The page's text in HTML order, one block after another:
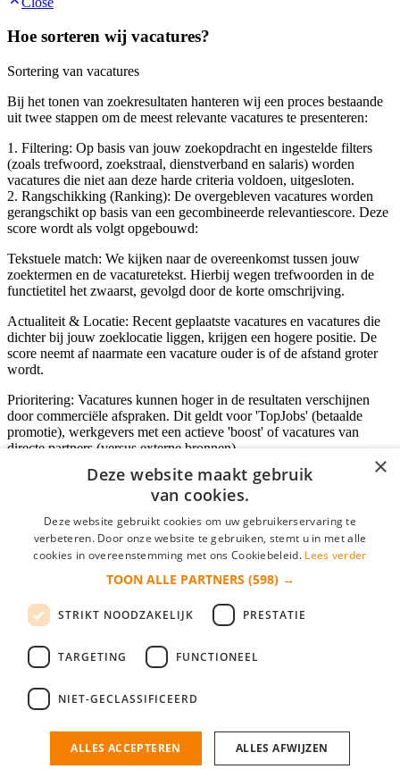
Hoe sorteren wij vacatures?
Sortering van vacatures
Bij het tonen van zoekresultaten hanteren wij een proces bestaande
uit twee stappen om de meest relevante vacatures te presenteren:
1. Filtering: Op basis van jouw zoekopdracht en ingestelde filters
(zoals trefwoord, zoekstraal, dienstverband en salaris) worden
vacatures die niet aan deze harde criteria voldoen, uitgesloten.
2. Rangschikking (Ranking): De overgebleven vacatures worden
gerangschikt op basis van een gecombineerde relevantiescore. Deze
score wordt als volgt opgebouwd:
Tekstuele match: We kijken naar de overeenkomst tussen jouw
zoektermen en de vacaturetekst. Hierbij wegen trefwoorden in de
functietitel het zwaarst, gevolgd door de korte omschrijving.
Actualiteit & Locatie: Recent geplaatste vacatures en vacatures die
dichter bij jouw zoeklocatie liggen, krijgen een hogere positie. De
score neemt af naarmate een vacature ouder is of de afstand groter
wordt.
Prioritering: Vacatures kunnen hoger in de resultaten verschijnen
door commerciële afspraken. Dit geldt voor 'TopJobs' (betaalde
promotie), werkgevers met een actieve 'boost' of vacatures van
directe partners (versus externe bronnen).
Inloggen als bedrijf
*
login gegevens onthouden
login
Bedrijf aanmelden
nieuwe collega/werknemer zo gevonden!
×
Deze website maakt gebruik
van cookies.
Deze website gebruikt cookies om uw gebruikerservaring te
verbeteren. Door onze website te gebruiken, stemt u in met alle
cookies in overeenstemming met ons Cookiebeleid. Lees verder
TOON ALLE PARTNERS (598) →
STRIKT NOODZAKELIJK PRESTATIE
TARGETING FUNCTIONEEL
NIET-GECLASSIFICEERD
ALLES ACCEPTEREN ALLES AFWIJZEN